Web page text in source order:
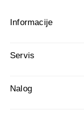
Informacije
Servis
Nalog